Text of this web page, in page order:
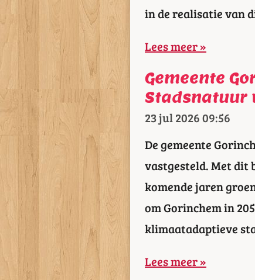
in de realisatie van
Lees meer »
Gemeente
Stadsnatuur
23 jul 202609:56
De gemeente
vastgesteld. Met dit
komende jaren
om Gorinchem in
klimaatadaptieve
Lees meer »